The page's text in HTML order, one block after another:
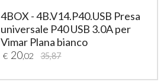
4BOX - 4B.V14.P40.USB Presa
universale P40 USB 3.0A per
Vimar Plana bianco
€ 20,02 35,87